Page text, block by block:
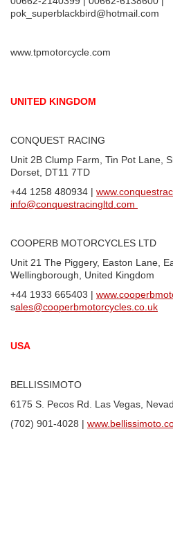
pok_superblackbird@hotmail.com
www.tpmotorcycle.com
UNITED KINGDOM
CONQUEST RACING
Unit 2B Clump Farm, Tin Pot Lane,
Dorset, DT11 7TD
+44 1258 480934 |
info@conquestracingltd.com
COOPERB MOTORCYCLES LTD
Unit 21 The Piggery, Easton Lane,
Wellingborough, United Kingdom
+44 1933 665403 |
sales@cooperbmotorcycles.co.uk
USA
BELLISSIMOTO
6175 S. Pecos Rd. Las Vegas,
(702) 901-4028 |